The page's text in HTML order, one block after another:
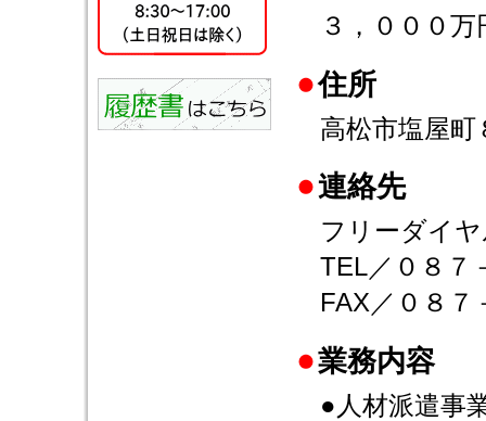
３，０００
住所
高松市塩屋
連絡先
フリーダイ
TEL／０８７
FAX／０８７
業務内容
●人材派遣事